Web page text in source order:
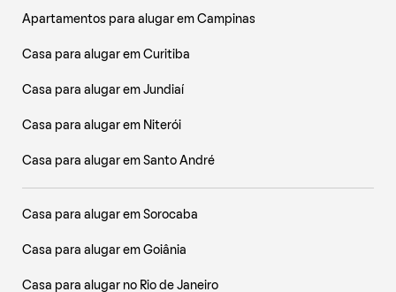
Apartamentos para alugar em Campinas
Casa para alugar em Curitiba
Casa para alugar em Jundiaí
Casa para alugar em Niterói
Casa para alugar em Santo André
Casa para alugar em Sorocaba
Casa para alugar em Goiânia
Casa para alugar no Rio de Janeiro